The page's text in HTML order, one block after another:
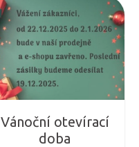
Vánoční otevírací
doba